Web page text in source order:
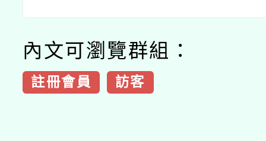
內文可瀏覽群組：
註冊會員 訪客